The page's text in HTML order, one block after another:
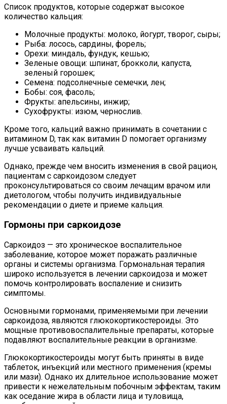
Список продуктов, которые содержат высокое
количество кальция:
Молочные продукты: молоко, йогурт, творог, сыры;
Рыба: лосось, сардины, форель;
Орехи: миндаль, фундук, кешью;
Зеленые овощи: шпинат, брокколи, капуста,
зеленый горошек;
Семена: подсолнечные семечки, лен;
Бобы: соя, фасоль;
Фрукты: апельсины, инжир;
Сухофрукты: изюм, чернослив.
Кроме того, кальций важно принимать в сочетании с
витамином D, так как витамин D помогает организму
лучше усваивать кальций.
Однако, прежде чем вносить изменения в свой рацион,
пациентам с саркоидозом следует
проконсультироваться со своим лечащим врачом или
диетологом, чтобы получить индивидуальные
рекомендации о диете и приеме кальция.
Гормоны при саркоидозе
Саркоидоз — это хроническое воспалительное
заболевание, которое может поражать различные
органы и системы организма. Гормональная терапия
широко используется в лечении саркоидоза и может
помочь контролировать воспаление и снизить
симптомы.
Основными гормонами, применяемыми при лечении
саркоидоза, являются глюкокортикостероиды. Это
мощные противовоспалительные препараты, которые
подавляют воспалительные реакции в организме.
Глюкокортикостероиды могут быть приняты в виде
таблеток, инъекций или местного применения (кремы
или мази). Однако их длительное использование может
привести к нежелательным побочным эффектам, таким
как оседание жира в области лица и туловища,